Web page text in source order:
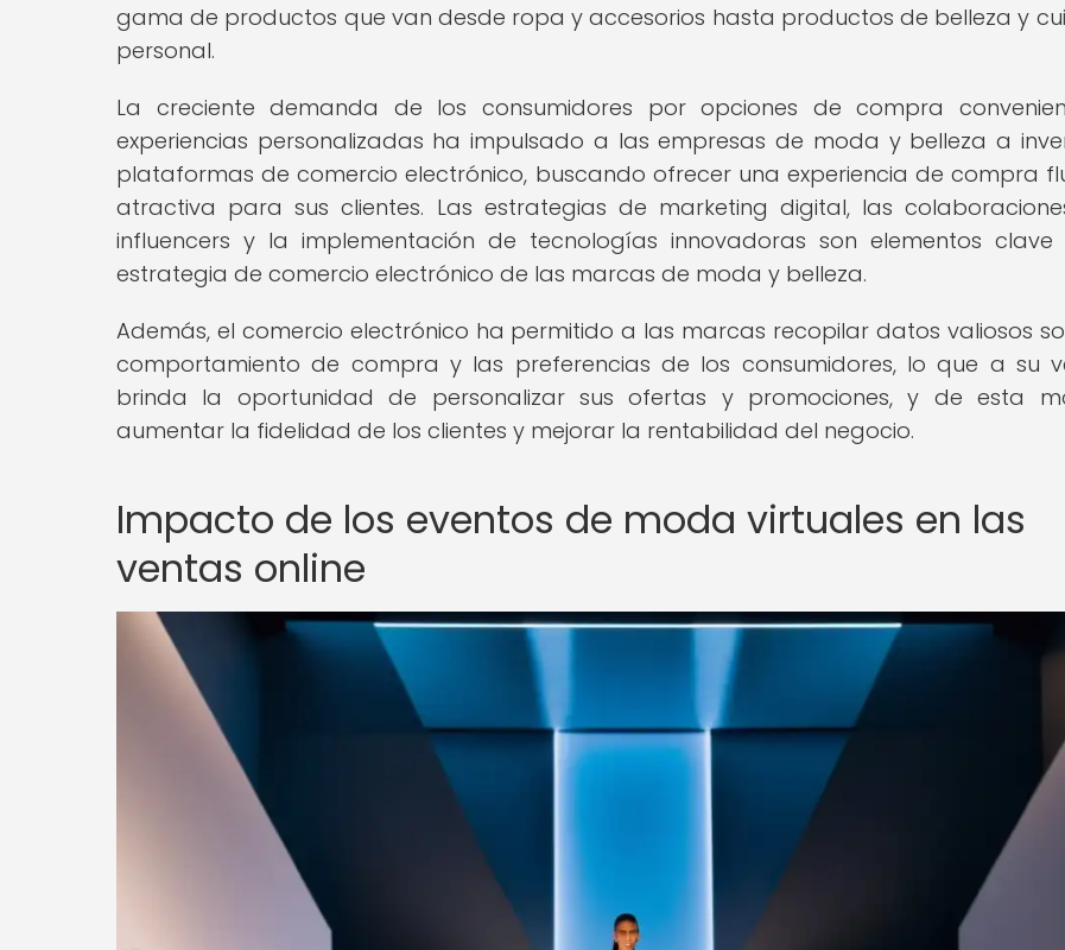
gama de productos que van desde ropa y accesorios hasta productos de belleza y
personal.
La creciente demanda de los consumidores por opciones de compra
experiencias personalizadas ha impulsado a las empresas de moda y belleza a
plataformas de comercio electrónico, buscando ofrecer una experiencia de compra
atractiva para sus clientes. Las estrategias de marketing digital, las
influencers y la implementación de tecnologías innovadoras son elementos
estrategia de comercio electrónico de las marcas de moda y belleza.
Además, el comercio electrónico ha permitido a las marcas recopilar datos valiosos
comportamiento de compra y las preferencias de los consumidores, lo que a su
brinda la oportunidad de personalizar sus ofertas y promociones, y de esta
aumentar la fidelidad de los clientes y mejorar la rentabilidad del negocio.
Impacto de los eventos de moda virtuales en las
ventas online